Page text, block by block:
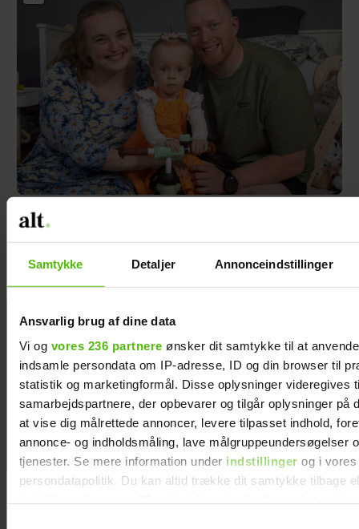
Samtykke Detaljer Annonceindstillinger
Ansvarlig brug af dine data
Vi og vores 236 partnere ønsker dit samtykke til at
indsamle persondata om IP-adresse, ID og din browser til
statistik og marketingformål. Disse oplysninger videregives
samarbejdspartnere, der opbevarer og tilgår oplysninger på
at vise dig målrettede annoncer, levere tilpasset indhold,
annonce- og indholdsmåling, lave målgruppeundersøgelser
tjenester. Se mere information under indstillinger og i vores
persondatapolitik. Du kan altid trække dit samtykke tilbage
Freja blev født tre måneder for tidligt og
vejede kun 567 gram: ”Jeg gik i chok”
blive skilt fra
min mand - da
jeg en dag gik
forbi hans hus,
fik jeg et chok